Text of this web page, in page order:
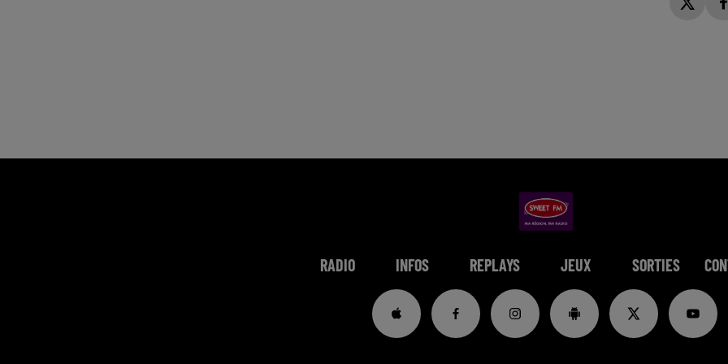
RADIO INFOS REPLAYS JEUX SORTIES